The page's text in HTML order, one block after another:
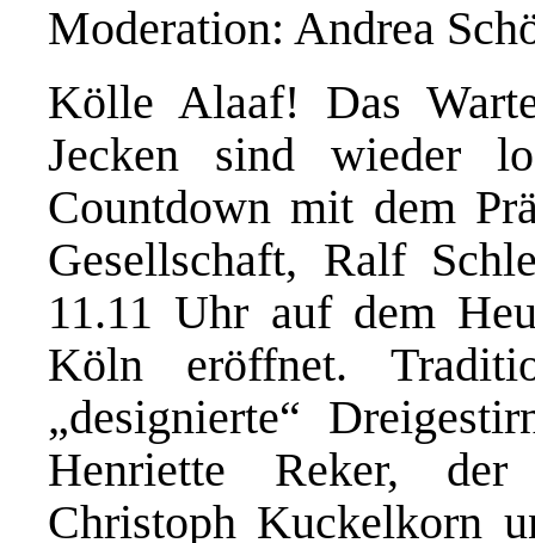
Moderation: Andrea
Kölle Alaaf! Das
Jecken sind wieder
Countdown mit dem
Gesellschaft, Ralf
11.11 Uhr auf dem
Köln eröffnet.
„designierte“
Henriette Reker, der
Christoph Kuckelkorn